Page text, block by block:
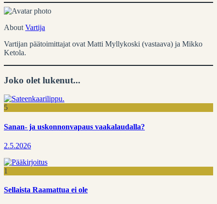
About Vartija
Vartijan päätoimittajat ovat Matti Myllykoski (vastaava) ja Mikko
Ketola.
Joko olet lukenut...
5
Sanan- ja uskonnonvapaus vaakalaudalla?
2.5.2026
1
Sellaista Raamattua ei ole